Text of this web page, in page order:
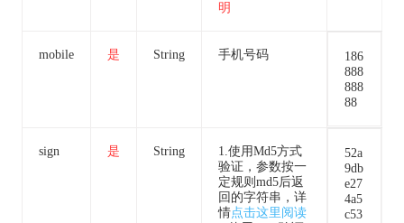
明
mobile 是 String 手机号码
186
888
888
88
sign 是 String
1.使用Md5方式
验证，参数按一
定规则md5后返
回的字符串，详
情点击这里阅读
52a
9db
e27
4a5
c53